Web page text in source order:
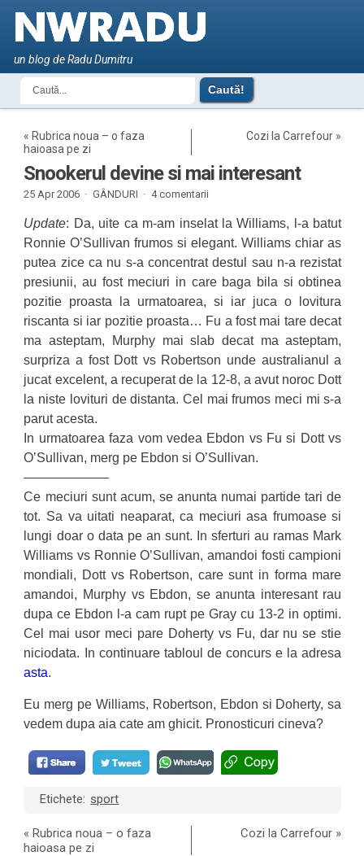
un blog de Radu Dumitru
« Rubrica noua – o faza
haioasa pe zi
Cozi la Carrefour »
Snookerul devine si mai interesant
25 Apr 2006 · GÂNDURI · 4 comentarii
Update: Da, uite ca m-am inselat la Williams, l-a batut
Ronnie O’Sullivan frumos si elegant. Williams chiar as
putea zice ca nu s-a concentrat destul sau n-a rezistat
presiunii, au fost meciuri in care baga bila si obtinea
pozitie proasta la urmatoarea, si iar juca o lovitura
riscanta si iar pozitie proasta… Fu a fost mai tare decat
ma asteptam, Murphy mai slab decat ma asteptam,
surpriza a fost Dott vs Robertson unde australianul a
jucat excelent, a recuperat de la 12-8, a avut noroc Dott
la niste lovituri de distanta. Cel mai frumos meci mi s-a
parut acesta.
In urmatoarea faza vom vedea Ebdon vs Fu si Dott vs
O’Sullivan, merg pe Ebdon si O’Sullivan.
——————–
Ce meciuri sunt acum, se anunta numai partide tari de
tot. Sa va uitati neaparat, ca meciuri asa frumoase si
lungi doar o data pe an sunt. In sferturi au ramas Mark
Williams vs Ronnie O’Sullivan, amandoi fosti campioni
mondiali, Dott vs Robertson, care sunt in forma mare
amandoi, Murphy vs Ebdon, se anunta interesant rau
dupa ce Ebdon l-a cam rupt pe Gray cu 13-2 in optimi.
Cel mai usor meci pare Doherty vs Fu, dar nu se stie
niciodata. In continuare tabloul de concurs e la adresa
asta.
Eu merg pe Williams, Robertson, Ebdon si Doherty, sa
vedem dupa aia cate am ghicit. Pronosticuri cineva?
Etichete: sport
«Rubrica noua – o faza
haioasa pe zi
Cozi la Carrefour »